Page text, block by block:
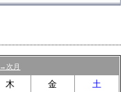
→次月
木 金
土